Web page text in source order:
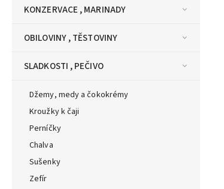
KONZERVACE , MARINADY
OBILOVINY , TĚSTOVINY
SLADKOSTI , PEČIVO
Džemy, medy a čokokrémy
Kroužky k čaji
Perníčky
Chalva
Sušenky
Zefír